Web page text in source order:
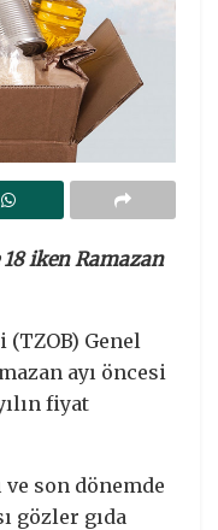
iken Ramazan
Genel
ayı öncesi
fiyat
ve son dönemde
gözler gıda